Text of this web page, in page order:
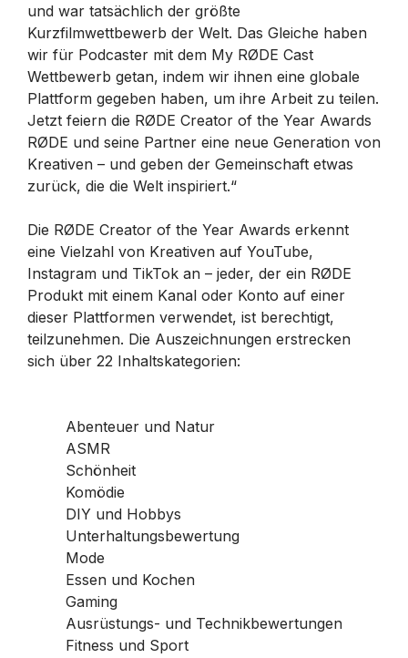
und war tatsächlich der größte
Kurzfilmwettbewerb der Welt. Das Gleiche haben
wir für Podcaster mit dem My RØDE Cast
Wettbewerb getan, indem wir ihnen eine globale
Plattform gegeben haben, um ihre Arbeit zu teilen.
Jetzt feiern die RØDE Creator of the Year Awards
RØDE und seine Partner eine neue Generation von
Kreativen – und geben der Gemeinschaft etwas
zurück, die die Welt inspiriert.“
Die RØDE Creator of the Year Awards erkennt
eine Vielzahl von Kreativen auf YouTube,
Instagram und TikTok an – jeder, der ein RØDE
Produkt mit einem Kanal oder Konto auf einer
dieser Plattformen verwendet, ist berechtigt,
teilzunehmen. Die Auszeichnungen erstrecken
sich über 22 Inhaltskategorien:
Abenteuer und Natur
ASMR
Schönheit
Komödie
DIY und Hobbys
Unterhaltungsbewertung
Mode
Essen und Kochen
Gaming
Ausrüstungs- und Technikbewertungen
Fitness und Sport